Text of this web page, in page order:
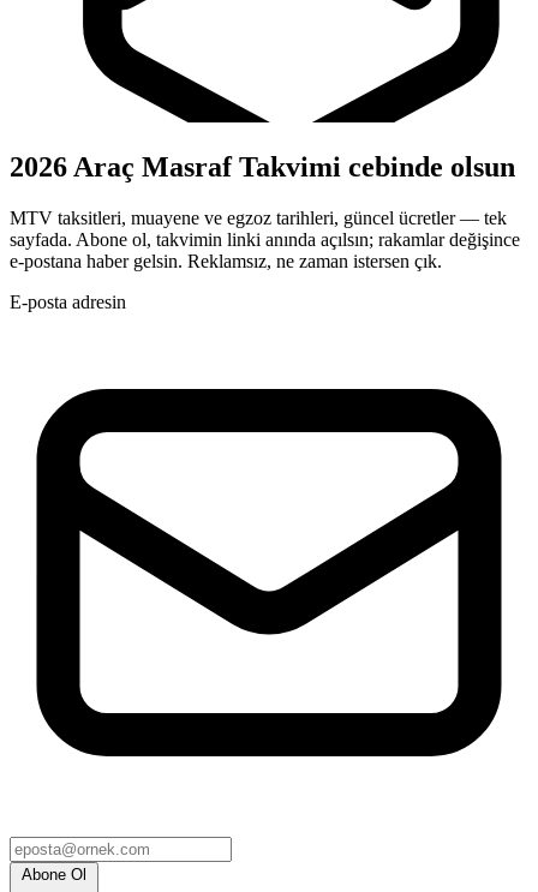
2026 Araç Masraf Takvimi cebinde olsun
MTV taksitleri, muayene ve egzoz tarihleri, güncel ücretler — tek
sayfada. Abone ol, takvimin linki anında açılsın; rakamlar değişince
e-postana haber gelsin. Reklamsız, ne zaman istersen çık.
E-posta adresin
Abone Ol